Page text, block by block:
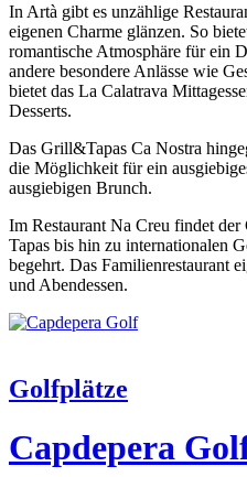
In Artà gibt es unzählige
eigenen Charme glänzen. So
romantische Atmosphäre für ein
andere besondere Anlässe wie
bietet das La Calatrava
Desserts.
Das Grill&Tapas Ca Nostra
die Möglichkeit für ein
ausgiebigen Brunch.
Im Restaurant Na Creu findet
Tapas bis hin zu internationalen
begehrt. Das Familienrestaurant
und Abendessen.
Golfplätze
Capdepera